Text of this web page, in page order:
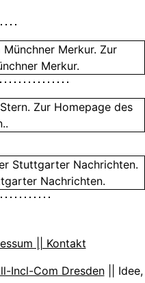
|| Kontakt
Incl-Com Dresden|| Idee,